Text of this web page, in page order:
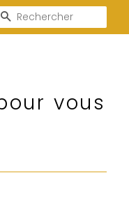
Recherche
vous